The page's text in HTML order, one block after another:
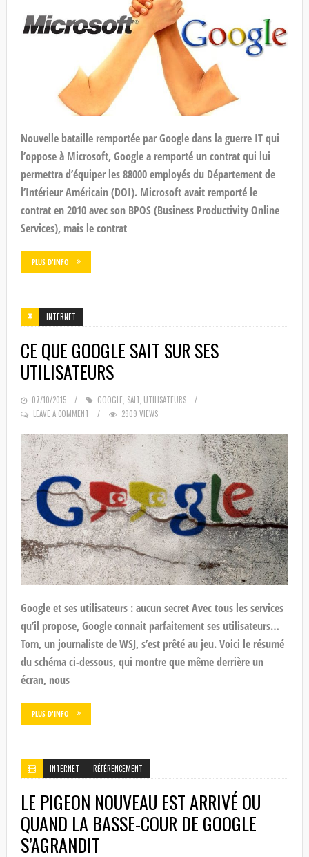
Nouvelle bataille remportée par Google dans la guerre IT qui
l’oppose à Microsoft, Google a remporté un contrat qui lui
permettra d’équiper les 88000 employés du Département de
l’Intérieur Américain (DOI). Microsoft avait remporté le
contrat en 2010 avec son BPOS (Business Productivity Online
Services), mais le contrat
PLUS D'INFO
INTERNET
CE QUE GOOGLE SAIT SUR SES
UTILISATEURS
POSTED
ON
07/10/2015 GOOGLE SAIT, UTILISATEURS
LEAVE A COMMENT
2909 VIEWS
Google et ses utilisateurs : aucun secret Avec tous les services
qu’il propose, Google connait parfaitement ses utilisateurs…
Tom, un journaliste de WSJ, s’est prêté au jeu. Voici le résumé
du schéma ci-dessous, qui montre que même derrière un
écran, nous
PLUS D'INFO
INTERNET RÉFÉRENCEMENT
LE PIGEON NOUVEAU EST ARRIVÉ OU
QUAND LA BASSE-COUR DE GOOGLE
S’AGRANDIT